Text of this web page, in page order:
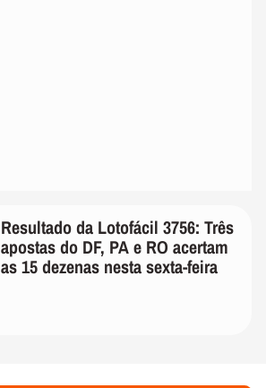
Resultado da Lotofácil 3756: Três
apostas do DF, PA e RO acertam
as 15 dezenas nesta sexta-feira